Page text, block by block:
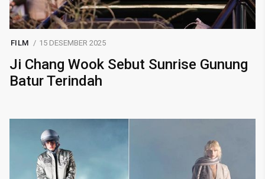
FILM 15 DESEMBER 2025
Ji Chang Wook Sebut Sunrise Gunung
Batur Terindah